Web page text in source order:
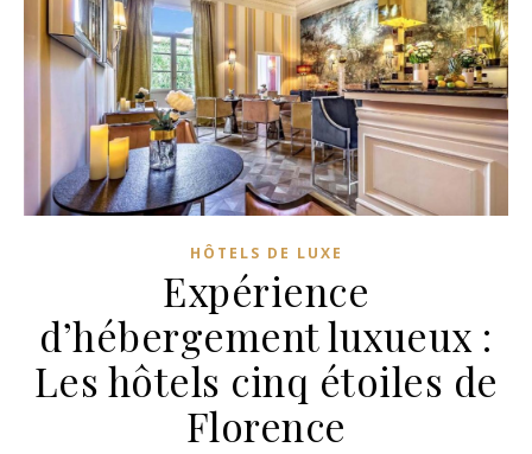
HÔTELS DE LUXE
Expérience
d’hébergement luxueux :
Les hôtels cinq étoiles de
Florence